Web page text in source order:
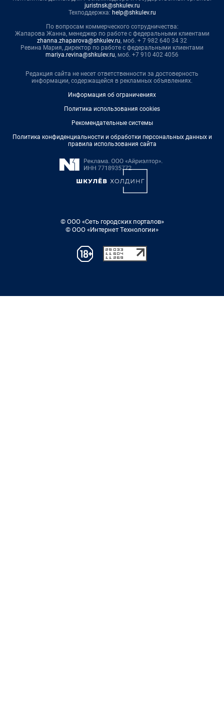
juristnsk@shkulev.ru
Техподдержка: help@shkulev.ru
По вопросам коммерческого сотрудничества:
Жапарова Жанна, менеджер по работе с федеральными клиентами
zhanna.zhaparova@shkulev.ru, моб. + 7 982 640 34 32
Ревина Мария, директор по работе с федеральными клиентами
mariya.revina@shkulev.ru, моб. +7 910 402 4056
Редакция сайта не несет ответственности за достоверность
информации, содержащейся в рекламных объявлениях.
Информация об ограничениях
Политика использования cookies
Рекомендательные системы
Политика конфиденциальности и обработки персональных данных и
правила использования сайта
© ООО «Сеть городских порталов»
© ООО «Интернет Технологии»